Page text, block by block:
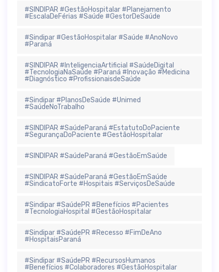
#SINDIPAR #GestãoHospitalar #Planejamento
#EscalaDeFérias #Saúde #GestorDeSaúde
#Sindipar #GestãoHospitalar #Saúde #AnoNovo
#Paraná
#SINDIPAR #InteligenciaArtificial #SaúdeDigital
#TecnologiaNaSaúde #Paraná #Inovação #Medicina
#Diagnóstico #ProfissionaisdeSaúde
#Sindipar #PlanosDeSaúde #Unimed
#SaúdeNoTrabalho
#SINDIPAR #SaúdeParaná #EstatutoDoPaciente
#SegurançaDoPaciente #GestãoHospitalar
#SINDIPAR #SaúdeParaná #GestãoEmSaúde
#SINDIPAR #SaúdeParaná #GestãoEmSaúde
#SindicatoForte #Hospitais #ServiçosDeSaúde
#Sindipar #SaúdePR #Benefícios #Pacientes
#TecnologiaHospital #GestãoHospitalar
#Sindipar #SaúdePR #Recesso #FimDeAno
#HospitaisParaná
#Sindipar #SaúdePR #RecursosHumanos
#Benefícios #Colaboradores #GestãoHospitalar